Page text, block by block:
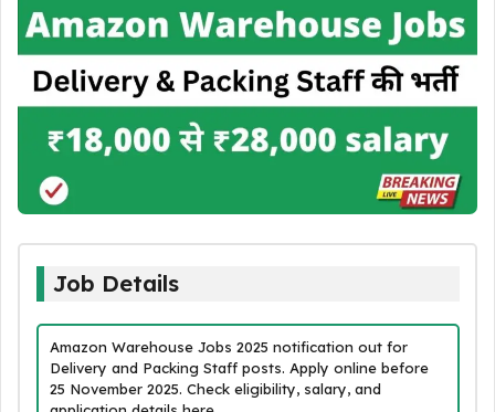
Job Details
Amazon Warehouse Jobs 2025 notification out for
Delivery and Packing Staff posts. Apply online before
25 November 2025. Check eligibility, salary, and